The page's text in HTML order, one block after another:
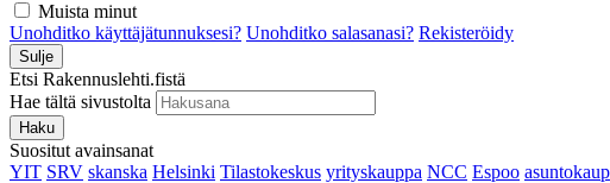
Muista minut
Unohditko käyttäjätunnuksesi? Unohditko salasanasi? Rekisteröidy
Sulje
Etsi Rakennuslehti.fistä
Hae tältä sivustolta
Haku
Suositut avainsanat
YIT SRV skanska Helsinki Tilastokeskus yrityskauppa NCC Espoo